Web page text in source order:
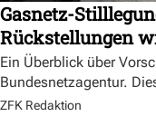
Gasnetz-
Rückstellungen
Ein Überblick über
Bundesnetzagentur.
ZFK Redaktion